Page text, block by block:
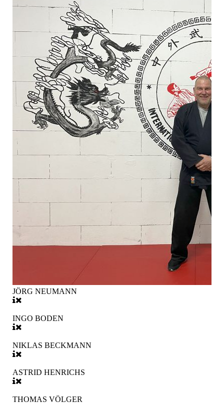
JÖRG NEUMANN
INGO BODEN
NIKLAS BECKMANN
ASTRID HENRICHS
THOMAS VÖLGER